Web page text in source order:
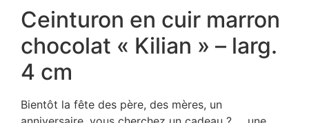
Ceinturon en cuir marron
chocolat « Kilian » – larg.
4 cm
Bientôt la fête des père, des mères, un